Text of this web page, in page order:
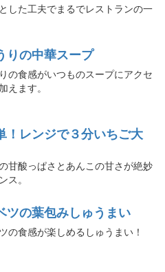
した工夫でまるでレストランの一
りの中華スープ
の食感がいつものスープにアクセ
えます。
！レンジで３分いちご大
甘酸っぱさとあんこの甘さが絶妙
ス。
ツの葉包みしゅうまい
の食感が楽しめるしゅうまい！